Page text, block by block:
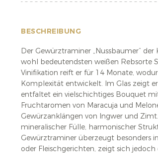
BESCHREIBUNG
Der Gewürztraminer „Nussbaumer“
wohl bedeutendsten weißen Rebsorte
Vinifikation reift er für 14 Monate,
Komplexität entwickelt. Im Glas zeigt
entfaltet ein vielschichtiges Bouquet
Fruchtaromen von Maracuja und
Gewürzanklängen von Ingwer und
mineralischer Fülle, harmonischer
Gewürztraminer überzeugt besonders
oder Fleischgerichten, zeigt sich